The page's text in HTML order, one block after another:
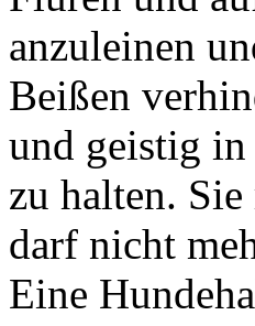
anzuleinen
Beißen
und geistig in
zu halten.
darf nicht
Eine